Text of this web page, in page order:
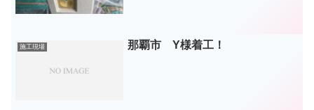
施工現場 那覇市 Y様着工！